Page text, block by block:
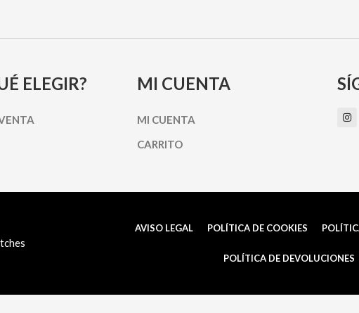
ELEGIR? MI CUENTA
MI CUENTA
CARRITO
I
n
m
AVISO LEGAL POLÍTICA DE COOKIES
POLÍTICA DE DEVOLUCIONES